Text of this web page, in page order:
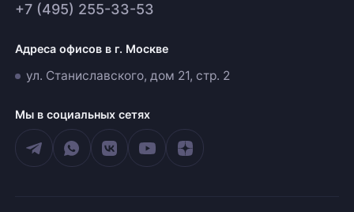
+7 (495) 255-33-53
Адреса офисов в г. Москве
ул. Станиславского, дом 21, стр. 2
Мы в социальных сетях